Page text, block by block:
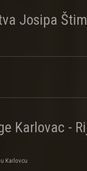
Josipa
Karlovac -
Karlovcu